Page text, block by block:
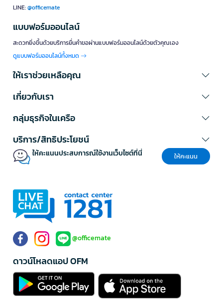
LINE:@officemate
แบบฟอร์มออนไลน์
สะดวกยิ่งขึ้นด้วยบริการยื่นคำขอผ่านแบบฟอร์มออนไลน์ด้วยตัวคุณเอง
ดูแบบฟอร์มออนไลน์ทั้งหมด
ให้เราช่วยเหลือคุณ
เกี่ยวกับเรา
กลุ่มธุรกิจในเครือ
บริการ/สิทธิประโยชน์
ให้คะแนนประสบการณ์ใช้งานเว็บไซต์ที่นี่ ให้คะแนน
@officemate
ดาวน์โหลดแอป OFM